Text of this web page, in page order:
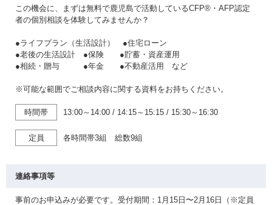
この機会に、まずは無料で鹿児島で活動しているCFP®・AFP認定
者の個別相談を体験してみませんか？
●ライフプラン（生活設計） ●住宅ローン
●老後の生活設計 ●保険 ●貯蓄・資産運用
●相続・贈与 ●年金 ●不動産活用 など
※可能な範囲でご相談内容に関する資料をお持ちください。
時間帯 13:00～14:00 / 14:15～15:15 / 15:30～16:30
定員 各時間帯3組 総数9組
連絡事項等
事前のお申込みが必要です。受付期間：1月15日〜2月16日（※定員